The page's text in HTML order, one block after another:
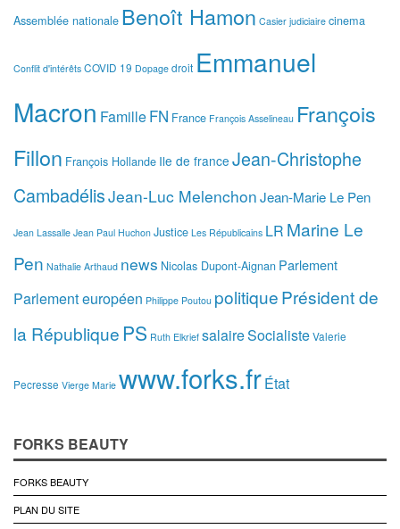
Assemblée nationale Benoît Hamon Casier judiciaire cinema
Conflit d'intérêts COVID 19 Dopage droit Emmanuel
Macron FamilleFN France François Asselineau François
Fillon François Hollande Ile de france Jean-Christophe
CambadélisJean-Luc MelenchonJean-Marie Le Pen
Jean Lassalle Jean Paul Huchon Justice Les Républicains LR Marine Le
Pen Nathalie Arthaud news Nicolas Dupont-Aignan Parlement
Parlement européen Philippe Poutou politiquePrésident de
la République PS Ruth Elkrief salaireSocialisteValerie
Pecresse Vierge Marie www.forks.frÉtat
FORKS BEAUTY
FORKS BEAUTY
PLAN DU SITE